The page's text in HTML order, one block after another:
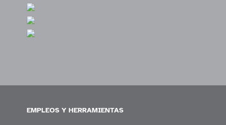
EMPLEOS Y HERRAMIENTAS